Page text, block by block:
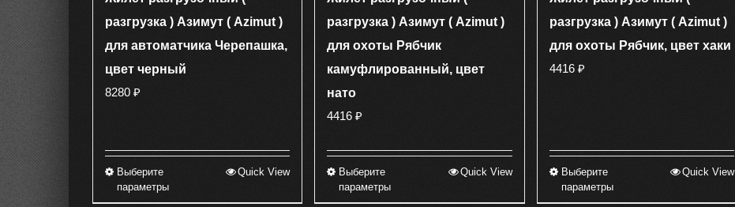
разгрузка ) Азимут ( Azimut )
для автоматчика Черепашка,
цвет черный
8280 ₽
Выберите
параметры
Quick View
разгрузка ) Азимут ( Azimut )
для охоты Рябчик
камуфлированный, цвет
нато
4416₽
Выберите
параметры
Quick View
разгрузка ) Азимут ( Azimut )
для охоты Рябчик, цвет хаки
4416 ₽
Выберите
параметры
Quick View